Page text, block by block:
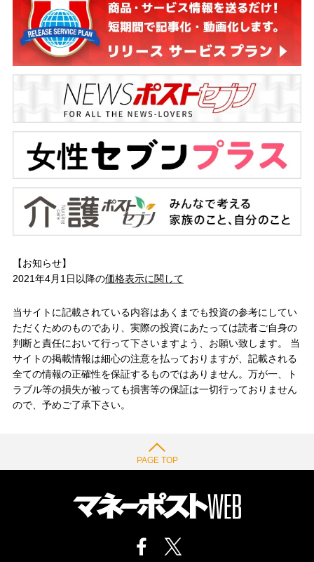
【お知らせ】
2021年4月1日以降の価格表示に関して
当サイトに記載されている内容はあくまでも投資の参考にしてい
ただくためのものであり、実際の投資にあたっては読者ご自身の
判断と責任において行って下さいますよう、お願い致します。 当
サイトの掲載情報は細心の注意を払っておりますが、記載される
全ての情報の正確性を保証するものではありません。万が一、ト
ラブル等の損失が被っても損害等の保証は一切行っておりません
ので、予めご了承下さい。
PAGE TOP